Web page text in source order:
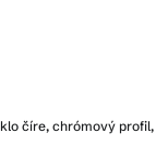
číre, chrómový profil,